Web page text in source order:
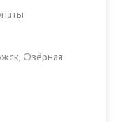
Озёрная